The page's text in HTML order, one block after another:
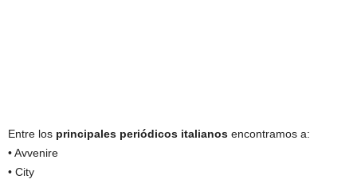
Entre los principales periódicos italianos encontramos a:
• Avvenire
• City